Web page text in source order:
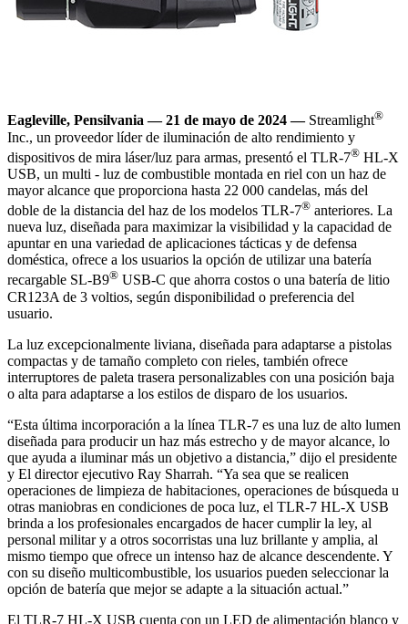
Eagleville, Pensilvania — 21 de mayo de 2024 — Streamlight®
Inc., un proveedor líder de iluminación de alto rendimiento y
dispositivos de mira láser/luz para armas, presentó el TLR-7® HL-X
USB, un multi - luz de combustible montada en riel con un haz de
mayor alcance que proporciona hasta 22 000 candelas, más del
doble de la distancia del haz de los modelos TLR-7® anteriores. La
nueva luz, diseñada para maximizar la visibilidad y la capacidad de
apuntar en una variedad de aplicaciones tácticas y de defensa
doméstica, ofrece a los usuarios la opción de utilizar una batería
recargable SL-B9® USB-C que ahorra costos o una batería de litio
CR123A de 3 voltios, según disponibilidad o preferencia del
usuario.
La luz excepcionalmente liviana, diseñada para adaptarse a pistolas
compactas y de tamaño completo con rieles, también ofrece
interruptores de paleta trasera personalizables con una posición baja
o alta para adaptarse a los estilos de disparo de los usuarios.
“Esta última incorporación a la línea TLR-7 es una luz de alto lumen
diseñada para producir un haz más estrecho y de mayor alcance, lo
que ayuda a iluminar más un objetivo a distancia,” dijo el presidente
y El director ejecutivo Ray Sharrah. “Ya sea que se realicen
operaciones de limpieza de habitaciones, operaciones de búsqueda u
otras maniobras en condiciones de poca luz, el TLR-7 HL-X USB
brinda a los profesionales encargados de hacer cumplir la ley, al
personal militar y a otros socorristas una luz brillante y amplia, al
mismo tiempo que ofrece un intenso haz de alcance descendente. Y
con su diseño multicombustible, los usuarios pueden seleccionar la
opción de batería que mejor se adapte a la situación actual.”
El TLR-7 HL-X USB cuenta con un LED de alimentación blanco y